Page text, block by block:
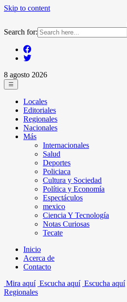
Skip to content
Search for:
8 agosto 2026
Locales
Editoriales
Regionales
Nacionales
Más
Internacionales
Salud
Deportes
Policiaca
Cultura y Sociedad
Política y Economía
Espectáculos
mexico
Ciencia Y Tecnología
Notas Curiosas
Tecate
Inicio
Acerca de
Contacto
Mira aquí Escucha aquí Escucha aquí
Regionales